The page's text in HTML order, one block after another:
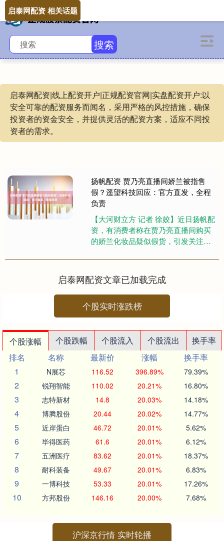
搜索
启泰网配资|线上配资开户|正规配资官网|实盘配资开户:以
安全可靠的配资服务而闻名，采用严格的风控措施，确保
投资者的资金安全，并提供灵活的配资方案，适应不同投
资者的需求。
启泰网配资 相关话题
扬帆配资 贾乃亮直播间娇兰被指售
假？遥望科技回应：官方直发，全程
负责
【大河财立方 记者 徐姣】近日扬帆配
资，有消费者称在贾乃亮直播间购买
的娇兰化妆品疑似假货，引发关注。
回应大河财立方记者：....
启泰网配资文章已加载完成
个股实时涨跌榜
个股涨幅 个股跌幅 个股流入 个股流出
换手率
排名
名称 最新价 涨幅
换手率
1
N展芯 116.52 396.89% 79.39%
2 锐翔智能 110.02 20.21% 16.80%
3 志特新材 14.8 20.03% 14.18%
4 博腾股份 20.44 20.02% 14.77%
5 近岸蛋白 46.72 20.01% 5.62%
6 毕得医药 61.6 20.01% 6.12%
7 五洲医疗 83.62 20.01% 18.37%
8 耐科装备 49.67 20.01% 6.83%
9 一博科技 53.33 20.01% 17.26%
10 方邦股份 146.16 20.00% 7.68%
沪深京行情 实时轮播